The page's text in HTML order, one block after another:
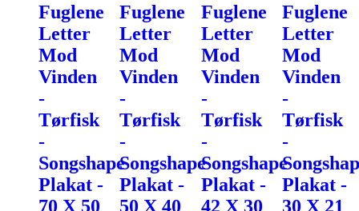
Fuglene
Letter
Mod
Vinden
-
Tørfisk
-
Songshape
Plakat -
70 X 50
Fuglene
Letter
Mod
Vinden
-
Tørfisk
-
Songshape
Plakat -
50 X 40
Fuglene
Letter
Mod
Vinden
-
Tørfisk
-
Songshape
Plakat -
42 X 30
Fuglene
Letter
Mod
Vinden
-
Tørfisk
-
Plakat -
30 X 21